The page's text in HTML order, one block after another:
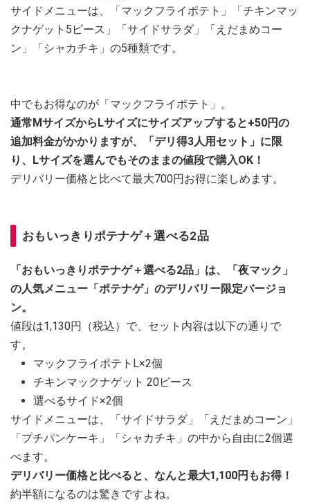
サイドメニューは、「マックフライポテト」「チキンマッ
クナゲット5ピース」「サイドサラダ」「えだまめコー
ン」「シャカチキ」の5種類です。
中でもお得なのが「マックフライポテト」。
通常MサイズからLサイズにサイズアップすると+50円の
追加料金がかかりますが、「デリ得3人用セット」に限
り、Lサイズを選んでもそのままの値段で購入OK！
デリバリー価格と比べて最大700円お得に楽しめます。
おもいっきりポテナゲ＋選べる2品
「おもいっきりポテナゲ＋選べる2品」は、「夜マック」
の人気メニュー「ポテナゲ」のデリバリー限定バージョ
ン。
値段は1,130円（税込）で、セット内容は以下の通りで
す。
マックフライポテトL×2個
チキンマックナゲット 20ピース
選べるサイド×2個
サイドメニューは、「サイドサラダ」「えだまめコーン」
「プチパンケーキ」「シャカチキ」の中から自由に2個選
べます。
デリバリー価格と比べると、なんと最大1,100円もお得！
約半額になるのは驚きですよね。